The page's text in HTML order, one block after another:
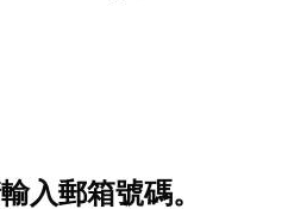
入郵箱號碼。